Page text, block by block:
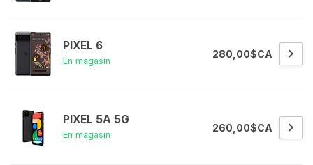
PIXEL 6
En magasin
280,00$CA
PIXEL 5A 5G
En magasin
260,00$CA